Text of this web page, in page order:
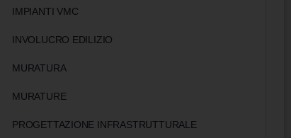
IMPIANTI VMC
INVOLUCRO EDILIZIO
MURATURA
MURATURE
PROGETTAZIONE INFRASTRUTTURALE